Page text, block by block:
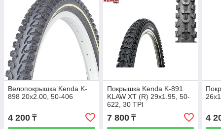
Велопокрышка Kenda K-
898 20x2.00, 50-406
4 200 ₸
Покрышка Kenda K-891
KLAW XT (R) 29x1.95, 50-
622, 30 TPI
7 800₸ 4